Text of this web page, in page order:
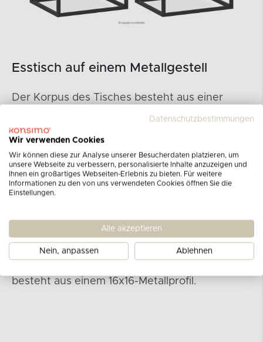
Esstisch auf einem Metallgestell
Der Korpus des Tisches besteht aus einer
Rückseite des Tisches besteht aus einer 3 mm
starken HDF-Platte, die für die Stabilität der
Konstruktion sorgt und gleichzeitig leicht ist.
Die Verwendung dieses Materials ermöglicht
eine hohe Qualität bei gleichzeitig geringem
Gewicht der Möbel. Die Schublade des Tisches
die ein reibungsloses Öffnen und Schließen
gewährleisten. Dank dieser Schienen ist die
Schublade auch bei voller Beladung bequem
besteht aus einem 16x16-Metallprofil.
Datenschutzbestimmungen
Wir verwenden Cookies
Wir können diese zur Analyse unserer Besucherdaten platzieren, um
unsere Webseite zu verbessern, personalisierte Inhalte anzuzeigen und
Ihnen ein großartiges Webseiten-Erlebnis zu bieten. Für weitere
Informationen zu den von uns verwendeten Cookies öffnen Sie die
Einstellungen.
Alle akzeptieren
Nein, anpassen Ablehnen